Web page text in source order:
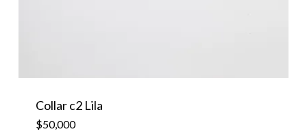
Collar c2 Lila
$50,000